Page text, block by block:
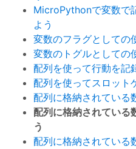
MicroPythonで変数で
よう
変数のフラグとしての
変数のトグルとしての
配列を使って行動を記
配列を使ってスロット
配列に格納されている
配列に格納されている
う
配列に格納されている